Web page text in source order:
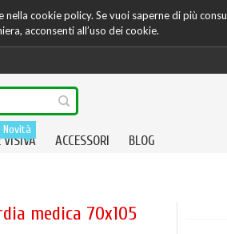
cookie policy. Se vuoi saperne di più
acconsenti all’uso dei cookie.
VISIVA
Novità
ACCESSORI BLOG
medica 70x105